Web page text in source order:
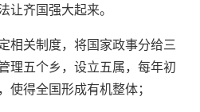
让齐国强大起来。
相关制度，将国家政事分给三
理五个乡，设立五属，每年初
使得全国形成有机整体；